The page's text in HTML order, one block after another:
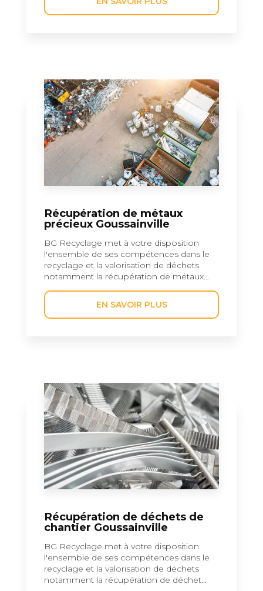
Récupération de métaux
précieux Goussainville
BG Recyclage met à votre disposition
l'ensemble de ses compétences dans le
recyclage et la valorisation de déchets
notamment la récupération de métaux...
EN SAVOIR PLUS
Récupération de déchets de
chantier Goussainville
BG Recyclage met à votre disposition
l'ensemble de ses compétences dans le
recyclage et la valorisation de déchets
notamment la récupération de déchet...